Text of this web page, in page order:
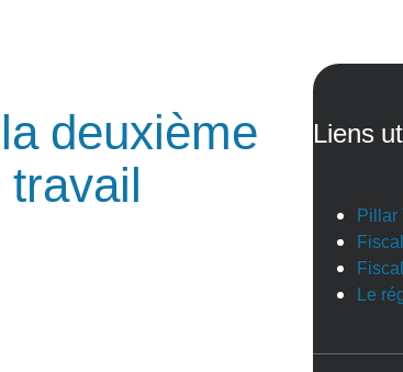
deuxième
Liens
Pillar
Le